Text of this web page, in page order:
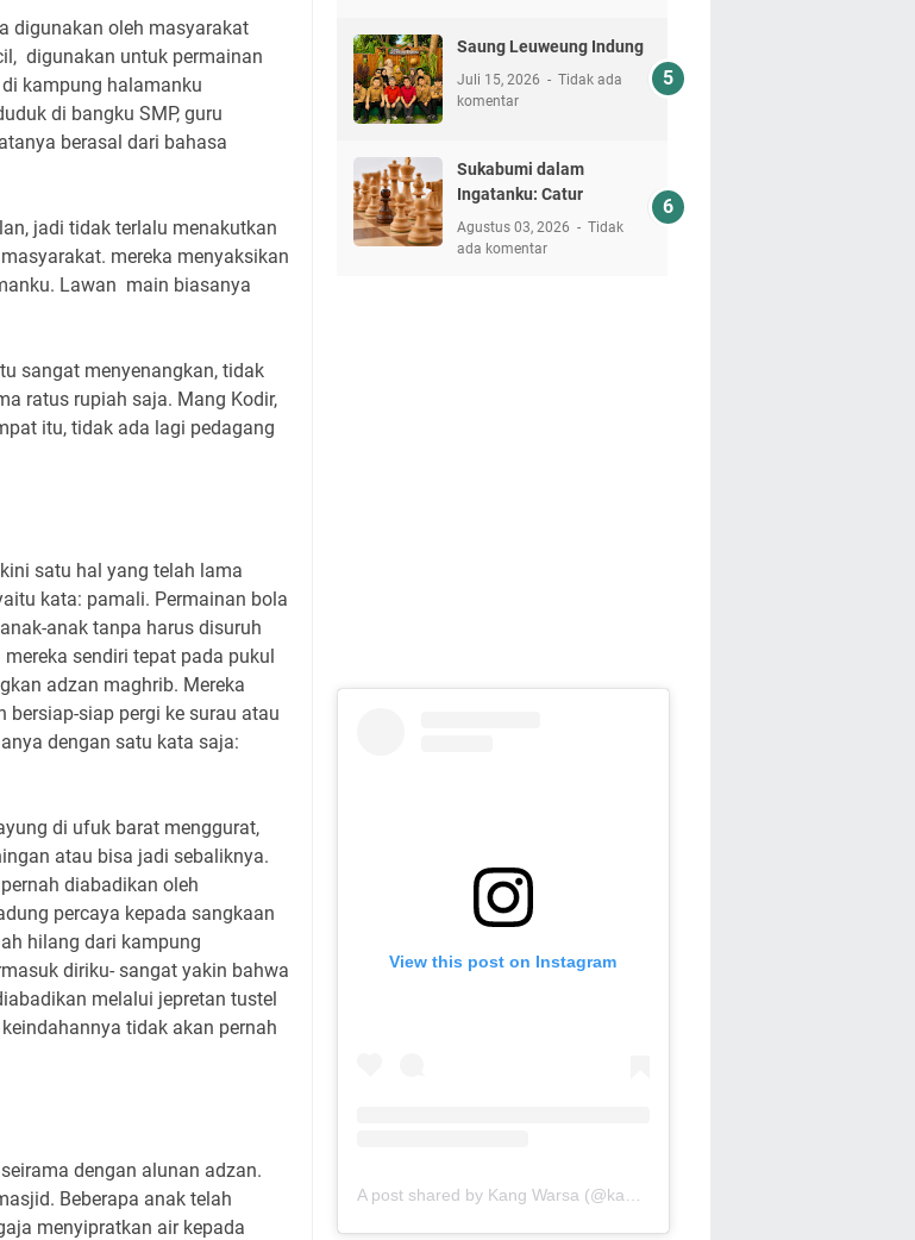
digunakan oleh masyarakat
digunakan untuk permainan
kampung halamanku
di bangku SMP, guru
berasal dari bahasa
jadi tidak terlalu menakutkan
mereka menyaksikan
Lawan main biasanya
sangat menyenangkan, tidak
ratus rupiah saja. Mang Kodir,
itu, tidak ada lagi pedagang
satu hal yang telah lama
kata: pamali. Permainan bola
anak tanpa harus disuruh
sendiri tepat pada pukul
adzan maghrib. Mereka
bersiap-siap pergi ke surau atau
dengan satu kata saja:
di ufuk barat menggurat,
atau bisa jadi sebaliknya.
diabadikan oleh
percaya kepada sangkaan
hilang dari kampung
diriku- sangat yakin bahwa
melalui jepretan tustel
tidak akan pernah
dengan alunan adzan.
Beberapa anak telah
menyipratkan air kepada
Saung Leuweung Indung
Juli 15, 2026
Tidak ada
komentar
Sukabumi dalam
Ingatanku: Catur
Agustus 03, 2026
Tidak
ada komentar
View this post on Instagram